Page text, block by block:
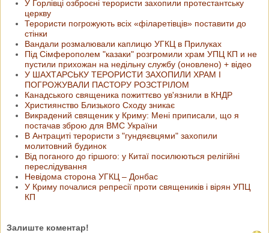
У Горлівці озброєні терористи захопили протестантську
церкву
Терористи погрожують всіх «філаретівців» поставити до
стінки
Вандали розмалювали каплицю УГКЦ в Прилуках
Під Сімферополем "казаки" розгромили храм УПЦ КП и не
пустили прихожан на недільну службу (оновлено) + відео
У ШАХТАРСЬКУ ТЕРОРИСТИ ЗАХОПИЛИ ХРАМ І
ПОГРОЖУВАЛИ ПАСТОРУ РОЗСТРІЛОМ
Канадського священика пожиттєво ув'язнили в КНДР
Християнство Близького Сходу зникає
Викрадений священик у Криму: Мені приписали, що я
постачав зброю для ВМС України
В Антрациті терористи з "гундяєвцями" захопили
молитовний будинок
Від поганого до гіршого: у Китаї посилюються релігійні
переслідування
Невідома сторона УГКЦ – Донбас
У Криму почалися репресії проти священиків і вірян УПЦ
КП
Залиште коментар!